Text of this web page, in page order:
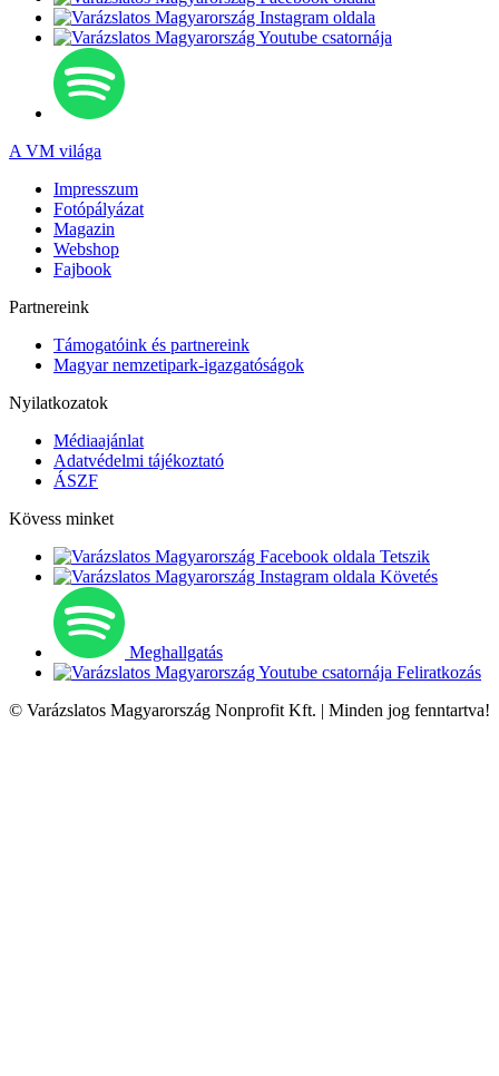
A VM világa
Impresszum
Fotópályázat
Magazin
Webshop
Fajbook
Partnereink
Támogatóink és partnereink
Magyar nemzetipark-igazgatóságok
Nyilatkozatok
Médiaajánlat
Adatvédelmi tájékoztató
ÁSZF
Kövess minket
Tetszik
Követés
Meghallgatás
Feliratkozás
© Varázslatos Magyarország Nonprofit Kft. | Minden jog fenntartva!